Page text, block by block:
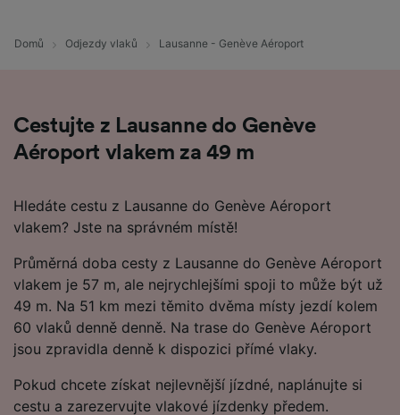
Domů Odjezdy vlaků Lausanne - Genève Aéroport
Cestujte z Lausanne do Genève
Aéroport vlakem za 49 m
Hledáte cestu z Lausanne do Genève Aéroport
vlakem? Jste na správném místě!
Průměrná doba cesty z Lausanne do Genève Aéroport
vlakem je 57 m, ale nejrychlejšími spoji to může být už
49 m. Na 51 km mezi těmito dvěma místy jezdí kolem
60 vlaků denně denně. Na trase do Genève Aéroport
jsou zpravidla denně k dispozici přímé vlaky.
Pokud chcete získat nejlevnější jízdné, naplánujte si
cestu a zarezervujte vlakové jízdenky předem.